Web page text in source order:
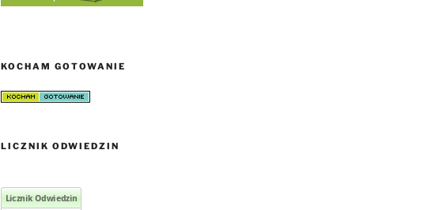
KOCHAM GOTOWANIE
LICZNIK ODWIEDZIN